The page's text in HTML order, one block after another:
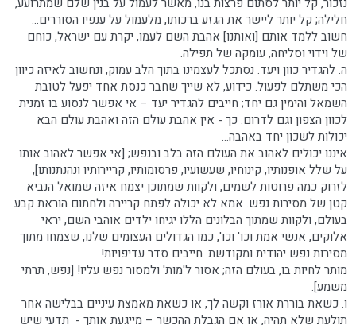
חלילה; קל יותר ליישר את הגזע ברכותו, מלעמול על ענפיו הסוררים...
חשוב ללמד אותם [ואותנו] אהבת השם לעמו, יקרת עם ישראל, כוחם
של וידוי וסליחה, עומקה של תפילה.
ה. להגדיר כוון ויעד. נסתכל לעצמינו בתוך הלב עמוק, ונחשוב לאיזה כיוון
הכי משתלם לפעול. כידוע, לא שייך שחבר כנסת אחד יפעל לטובת
השמאל והימין גם יחד; חייבים להגדיר יעד – אי אפשר לנסוע בו זמנית
לכוון הצפון וגם לדרום. כך - אין אהבת עולם הזה ואהבת עולם הבא
יכולות לשכון יחד באהבה...
איננו יכולים לאהוב את העולם הזה בלב ובנפש; [אי אפשר לאהוב אותו
על שלל אופנותיו, קינוחיו, שעשועיו, פרסומותיו, קריירותיו ונהנתנותו],
לזרוק כמה פרוטות לשמים, ולקוות שמתוכן יצמח איזה שמואל הנביא
קטן של מסירות נפש. אמא לא יכולה לפתח קריירה ולחתום הוראת קבע
בעולם, ולקוות שמתוך הבלונים הללו יגיחו ילדים אוהבי השם, יראי
אלוקים, אנשי אמת וכו' וכו', כמו הגדולים העצומים שלנו, שצמחו מתוך
מסירות נפש יהודית ומקודשת. חייבים סדר עדיפויות!
מותר לחיות בו, בעולם הזה; אסור ל'מות' ולמסור נפש עליו! [נפש, תרתי
משמע].
ו. כשאת בוררת אורז וקשה לך, או כשאת מאמצת עיניים בבלישה אחר
תולעת שלא תהיה, או אם הגבלת ההכשר – מייגעת אותך - תדעי שיש